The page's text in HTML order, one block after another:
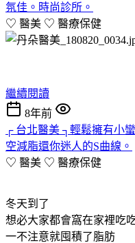
氛佳。時尚診所。
♡ 醫美 ♡ 醫療保健
繼續閱讀
8年前
┌ 台北醫美 ┐輕鬆擁有小
空減脂還你迷人的S曲線。
♡ 醫美 ♡ 醫療保健
冬天到了
想必大家都會窩在家裡吃
一不注意就囤積了脂肪